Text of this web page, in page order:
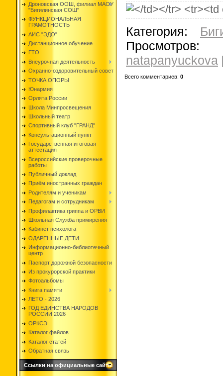
Дроновская ООШ, филиал МАОУ
"Бигилинская СОШ"
ФУНКЦИОНАЛЬНАЯ
ГРАМОТНОСТЬ
АИС "ЭДО"
Дистанционное обучение
ГТО
Внеурочная деятельность
Охранно-оздоровительный совет
ТОЧКА ОПОРЫ
Юнармия
Орлята России
Школа Минпросвещения
Школьный театр
Спортивный клуб "ГРАНД"
Консультационный пункт
Государственная итоговая
аттестация
Всероссийские проверочные
работы
Публичный доклад
Приём иностранных граждан
Родителям и ученикам
Педагогам и сотрудникам
Профилактика гриппа и ОРВИ
Школьная Служба примирения
Кабинет психолога
ОДАРЕННЫЕ ДЕТИ
Информационно-библиотечный
центр
Паспорт дорожной безопасности
Из прокурорской практики
Фотоальбомы
Книга памяти
ЛЕТО - 2026
ГОД ЕДИНСТВА НАРОДОВ
РОССИИ 2026
ОРКСЭ
Каталог файлов
Каталог статей
Обратная связь
Ссылки на официальные сайты
Категория:
Просмотров:
natapanyuckova
Всего комментариев: 0